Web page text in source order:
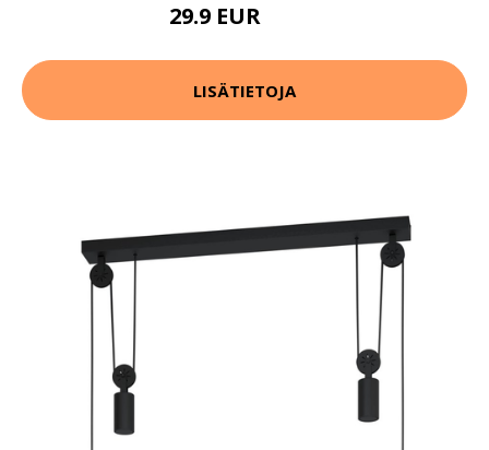
29.9 EUR
LISÄTIETOJA